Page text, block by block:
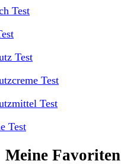
Test
Test
Test
Test
Test
Meine Favoriten